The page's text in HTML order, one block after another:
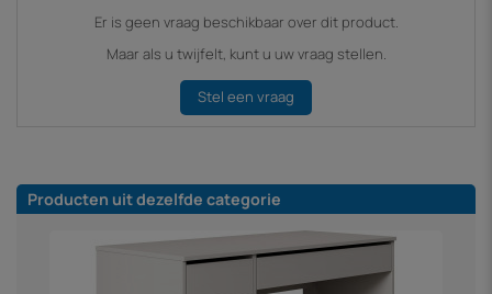
Er is geen vraag beschikbaar over dit product.
Maar als u twijfelt, kunt u uw vraag stellen.
Stel een vraag
Producten uit dezelfde categorie